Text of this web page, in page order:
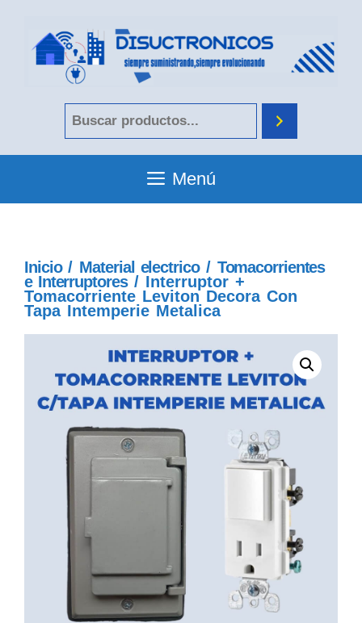
Menú
Inicio/ Material electrico/ Tomacorrientes
e Interruptores/ Interruptor +
Tomacorriente Leviton Decora Con
Tapa Intemperie Metalica